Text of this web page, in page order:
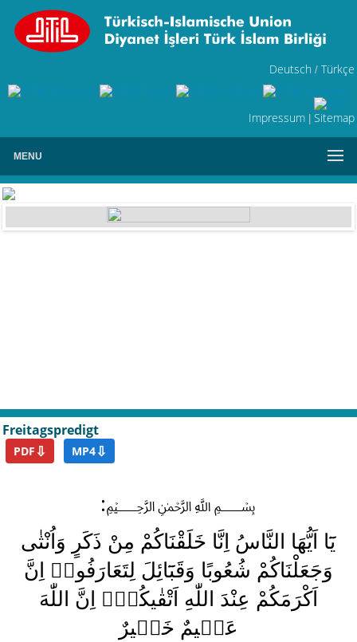
Deutsch / Türkçe
Impressum| Sitemap
MENU
Freitagspredigt
PDF⇩ MP4⇩
:﷽
يَٓا اَيُّهَا النَّاسُ اِنَّا خَلَقْنَاكُمْ مِنْ ذَكَرٍ وَاُنْثٰى
وَجَعَلْنَاكُمْ شُعُوبًا وَقَبَٓائِلَ لِتَعَارَفُواۜ اِنَّ
اَكْرَمَكُمْ عِنْدَ اللّٰهِ اَتْقٰيكُمْۜ اِنَّ اللّٰهَ
عَل۪يمٌ خَب۪يرٌ